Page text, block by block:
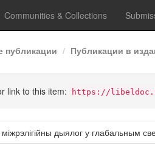
Communities & Collections
публикации Публикации в
link to this item: https://
дыялог у глабальным